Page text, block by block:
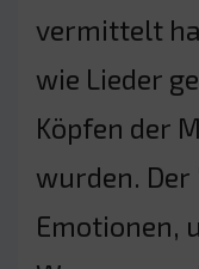
vermittelt
wie Lieder
Köpfen der
wurden.
Emotionen,